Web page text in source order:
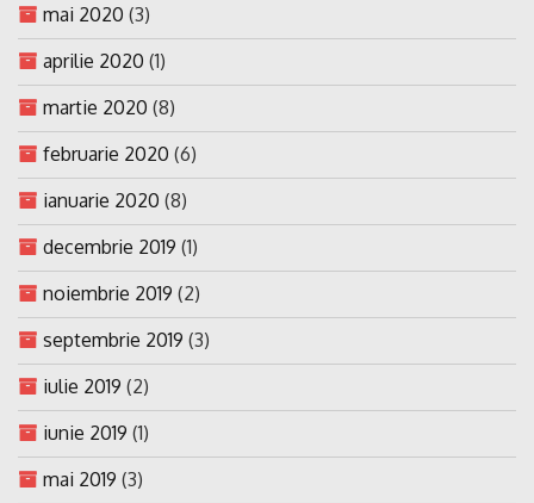
mai 2020 (3)
aprilie 2020 (1)
martie 2020 (8)
februarie 2020 (6)
ianuarie 2020 (8)
decembrie 2019 (1)
noiembrie 2019 (2)
septembrie 2019 (3)
iulie 2019 (2)
iunie 2019 (1)
mai 2019 (3)